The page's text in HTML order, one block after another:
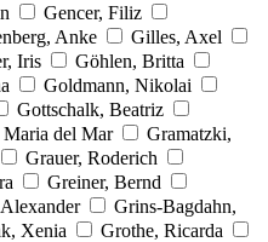
Gencer, Filiz
Anke
Gilles, Axel
Iris
Göhlen, Britta
Goldmann, Nikolai
Gottschalk, Beatriz
del Mar
Gramatzki,
Grauer, Roderich
Greiner, Bernd
Grins-Bagdahn,
Xenia
Grothe, Ricarda